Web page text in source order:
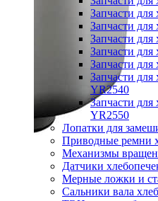
Запчасти
Запчасти
Запчасти для
Запчасти для
Запчасти для
Запчасти для
YR2540
Запчасти для
YR2550
Лопатки для
Приводные ремни
Механизмы
Датчики
Мерные ложки и
Сальники вала